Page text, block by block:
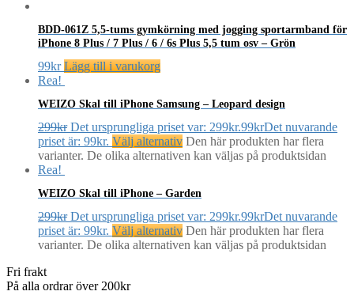
BDD-061Z 5,5-tums gymkörning med jogging sportarmband för
iPhone 8 Plus / 7 Plus / 6 / 6s Plus 5,5 tum osv – Grön
99kr Lägg till i varukorg
Rea!
WEIZO Skal till iPhone Samsung – Leopard design
299kr Det ursprungliga priset var: 299kr.99krDet nuvarande
priset är: 99kr. Välj alternativ Den här produkten har flera
varianter. De olika alternativen kan väljas på produktsidan
Rea!
WEIZO Skal till iPhone – Garden
299kr Det ursprungliga priset var: 299kr.99krDet nuvarande
priset är: 99kr. Välj alternativ Den här produkten har flera
varianter. De olika alternativen kan väljas på produktsidan
Fri frakt
På alla ordrar över 200kr